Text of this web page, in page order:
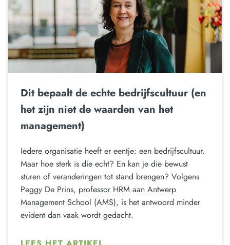
Dit bepaalt de echte bedrijfscultuur (en
het zijn niet de waarden van het
management)
Iedere organisatie heeft er eentje: een bedrijfscultuur.
Maar hoe sterk is die echt? En kan je die bewust
sturen of veranderingen tot stand brengen? Volgens
Peggy De Prins, professor HRM aan Antwerp
Management School (AMS), is het antwoord minder
evident dan vaak wordt gedacht.